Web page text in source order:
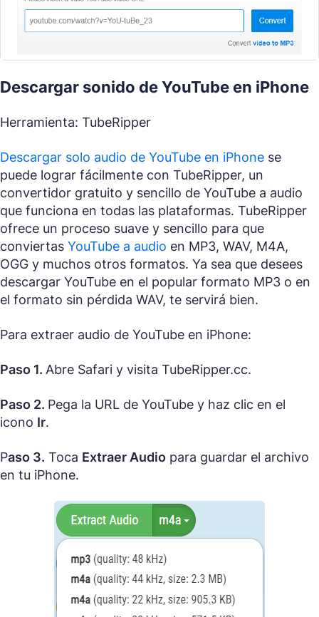
Descargar sonido de YouTube en iPhone
Herramienta: TubeRipper
Descargar solo audio de YouTube en iPhone se
puede lograr fácilmente con TubeRipper, un
convertidor gratuito y sencillo de YouTube a audio
que funciona en todas las plataformas. TubeRipper
ofrece un proceso suave y sencillo para que
conviertas YouTube a audio en MP3, WAV, M4A,
OGG y muchos otros formatos. Ya sea que desees
descargar YouTube en el popular formato MP3 o en
el formato sin pérdida WAV, te servirá bien.
Para extraer audio de YouTube en iPhone:
Paso 1. Abre Safari y visita TubeRipper.cc.
Paso 2. Pega la URL de YouTube y haz clic en el
icono Ir.
Paso 3. Toca Extraer Audio para guardar el archivo
en tu iPhone.